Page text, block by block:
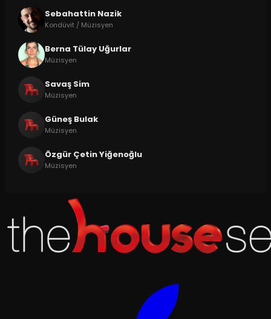
Sebahattin Nazik
Kondüvit / Müzisyen
Berna Tülay Uğurlar
Müzisyen
Savaş Sim
Müzisyen
Güneş Bulak
Müzisyen
Özgür Çetin Yiğenoğlu
Müzisyen